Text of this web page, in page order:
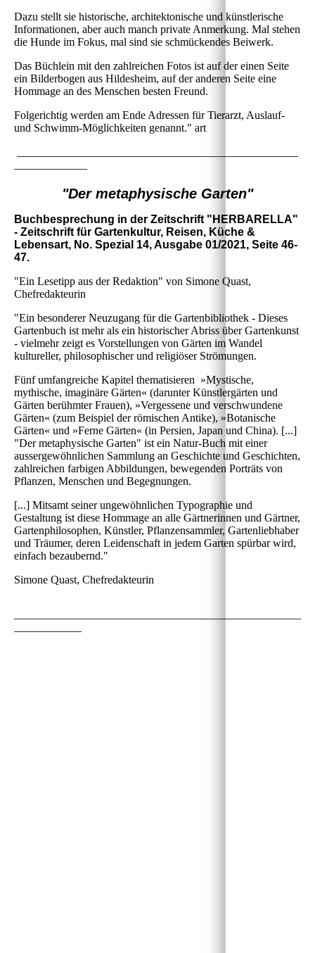
Dazu stellt sie historische, architektonische und künstlerische
Informationen, aber auch manch private Anmerkung. Mal stehen
die Hunde im Fokus, mal sind sie schmückendes Beiwerk.
Das Büchlein mit den zahlreichen Fotos ist auf der einen Seite
ein Bilderbogen aus Hildesheim, auf der anderen Seite eine
Hommage an des Menschen besten Freund.
Folgerichtig werden am Ende Adressen für Tierarzt, Auslauf-
und Schwimm-Möglichkeiten genannt." art
"Der metaphysische Garten"
Buchbesprechung in der Zeitschrift "HERBARELLA"
- Zeitschrift für Gartenkultur, Reisen, Küche &
Lebensart, No. Spezial 14, Ausgabe 01/2021, Seite 46-
47.
"Ein Lesetipp aus der Redaktion" von Simone Quast,
Chefredakteurin
"Ein besonderer Neuzugang für die Gartenbibliothek - Dieses
Gartenbuch ist mehr als ein historischer Abriss über Gartenkunst
- vielmehr zeigt es Vorstellungen von Gärten im Wandel
kultureller, philosophischer und religiöser Strömungen.
Fünf umfangreiche Kapitel thematisieren »Mystische,
mythische, imaginäre Gärten« (darunter Künstlergärten und
Gärten berühmter Frauen), »Vergessene und verschwundene
Gärten« (zum Beispiel der römischen Antike), »Botanische
Gärten« und »Ferne Gärten« (in Persien, Japan und China). [...]
"Der metaphysische Garten" ist ein Natur-Buch mit einer
aussergewöhnlichen Sammlung an Geschichte und Geschichten,
zahlreichen farbigen Abbildungen, bewegenden Porträts von
Pflanzen, Menschen und Begegnungen.
[...] Mitsamt seiner ungewöhnlichen Typographie und
Gestaltung ist diese Hommage an alle Gärtnerinnen und Gärtner,
Gartenphilosophen, Künstler, Pflanzensammler, Gartenliebhaber
und Träumer, deren Leidenschaft in jedem Garten spürbar wird,
einfach bezaubernd."
Simone Quast, Chefredakteurin